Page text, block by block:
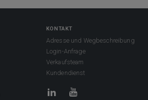
KONTAKT
Adresse und Wegbeschreibung
Login-Anfrage
Verkaufsteam
Kundendienst